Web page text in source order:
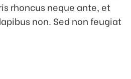
rhoncus neque ante, et
non. Sed non feugiat